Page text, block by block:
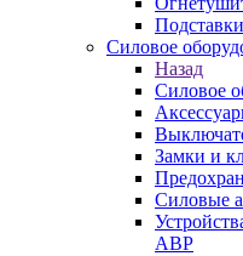
Силовое
Назад
Силовое
Замки и
Силовые
АВР